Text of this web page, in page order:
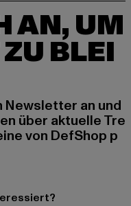
AN, UM
BLEI
Newsletter an und
über aktuelle Tre
von DefShop p